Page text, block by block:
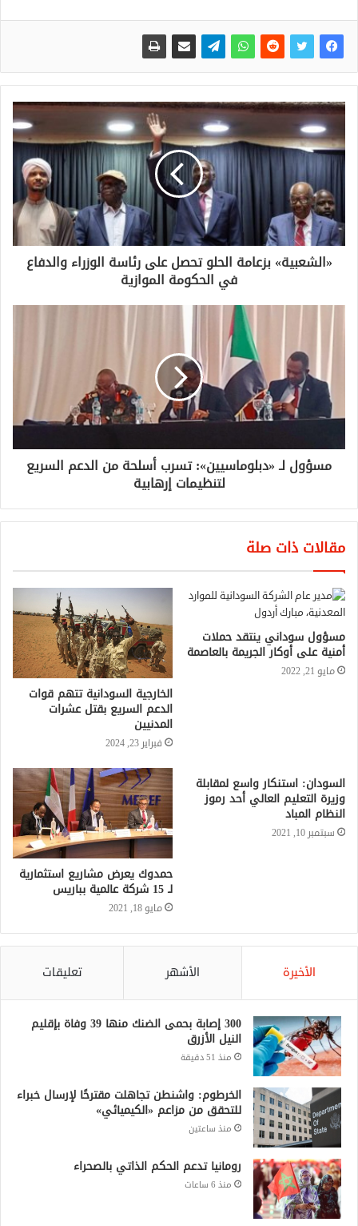
«الشعبية» بزعامة الحلو تحصل على رئاسة الوزراء والدفاع
في الحكومة الموازية
مسؤول لـ «دبلوماسيين»: تسرب أسلحة من الدعم السريع
لتنظيمات إرهابية
مقالات ذات صلة
مسؤول سوداني ينتقد حملات
أمنية على أوكار الجريمة بالعاصمة
مايو 21, 2022
الخارجية السودانية تتهم قوات
الدعم السريع بقتل عشرات
المدنيين
فبراير 23, 2024
السودان: استنكار واسع لمقابلة
وزيرة التعليم العالي أحد رموز
النظام المباد
سبتمبر 10, 2021
حمدوك يعرض مشاريع استثمارية
لـ 15 شركة عالمية بباريس
مايو 18, 2021
الأخيرة الأشهر تعليقات
300 إصابة بحمى الضنك منها 39 وفاة بإقليم
النيل الأزرق
منذ 51 دقيقة
الخرطوم: واشنطن تجاهلت مقترحًا لإرسال خبراء
للتحقق من مزاعم «الكيميائي»
منذ ساعتين
رومانيا تدعم الحكم الذاتي بالصحراء
منذ 6 ساعات